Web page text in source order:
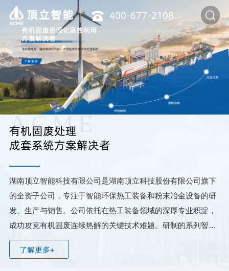
400-677-2108
ACME
有机固废处理
成套系统方案解决者
湖南顶立智能科技有限公司是湖南顶立科技股份有限公司旗下
的全资子公司，专注于智能环保热工装备和粉末冶金设备的研
发、生产与销售。公司依托在热工装备领域的深厚专业积淀，
成功攻克有机固废连续热解的关键技术难题。研制的系列智能
环保热工装备，在废旧锂电池、碳纤维风机叶片、太阳能光伏
板、废漆包铜线、废线路板等回收再利用领域得到广泛应用...
了解更多+